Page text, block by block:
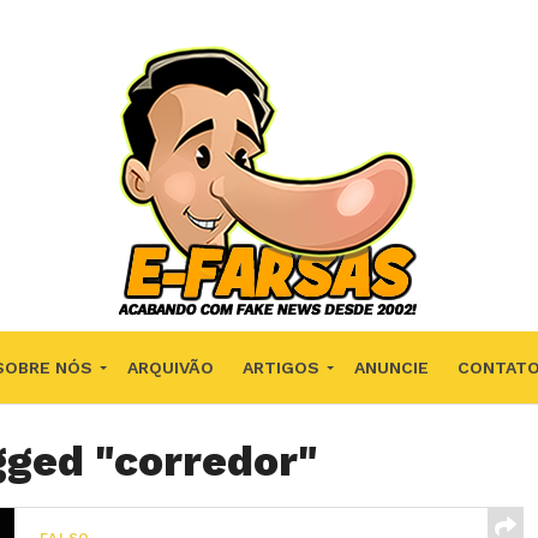
NÓS ARQUIVÃO ARTIGOS ANUNCIE CONTATO
"corredor"